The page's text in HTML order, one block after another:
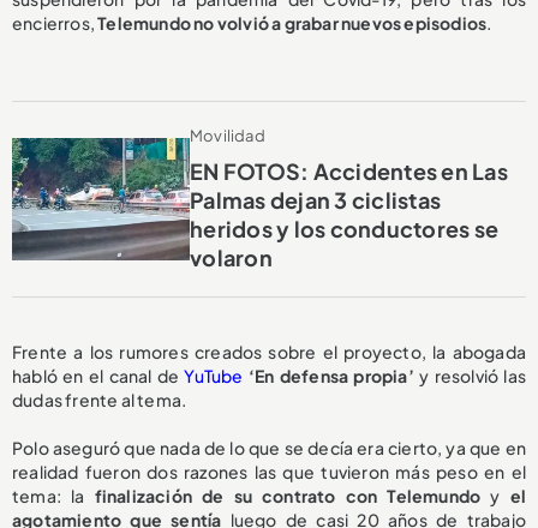
encierros,Telemundono volvió a grabar nuevos episodios.
Movilidad
EN FOTOS: Accidentes en Las
Palmas dejan 3 ciclistas
heridos y los conductores se
volaron
Frente a los rumores creados sobre el proyecto, la abogada
habló en el canal deYuTube ‘En defensa propia’ y resolvió las
dudas frente al tema.
Polo aseguró que nada de lo que se decía era cierto, ya que en
realidad fueron dos razones las que tuvieron más peso en el
tema: la finalización de su contrato con Telemundo y el
agotamiento que sentía luego de casi 20 años de trabajo